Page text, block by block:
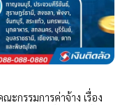
ะกรรมการค่าจ้าง เรื่อง